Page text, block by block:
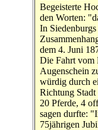
Begeisterte
den Worten:
In
dem 4. Juni
Die Fahrt vom
Augenschein
würdig durch
Richtung Stadt
20 Pferde, 4
sagen durfte:
75jährigen